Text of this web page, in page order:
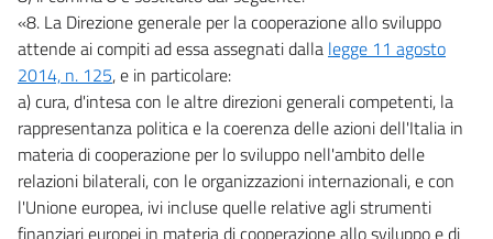
«8. La Direzione generale per la cooperazione allo sviluppo
attende ai compiti ad essa assegnati dalla legge 11 agosto
2014, n. 125, e in particolare:
a) cura, d'intesa con le altre direzioni generali competenti, la
rappresentanza politica e la coerenza delle azioni dell'Italia in
materia di cooperazione per lo sviluppo nell'ambito delle
relazioni bilaterali, con le organizzazioni internazionali, e con
l'Unione europea, ivi incluse quelle relative agli strumenti
finanziari europei in materia di cooperazione allo sviluppo e di